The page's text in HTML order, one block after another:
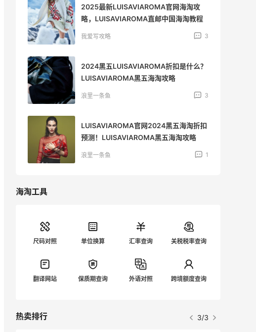
2025最新LUISAVIAROMA官网海淘攻
略，LUISAVIAROMA直邮中国海淘教程
我爱写攻略 3
2024黑五LUISAVIAROMA折扣是什么？
LUISAVIAROMA黑五海淘攻略
浪里一条鱼 3
LUISAVIAROMA官网2024黑五海淘折扣
预测！LUISAVIAROMA黑五海淘攻略
浪里一条鱼 1
海淘工具
尺码对照 单位换算 汇率查询 关税税率查询
翻译网站 保质期查询 外语对照 跨境额度查询
热卖排行 3/3